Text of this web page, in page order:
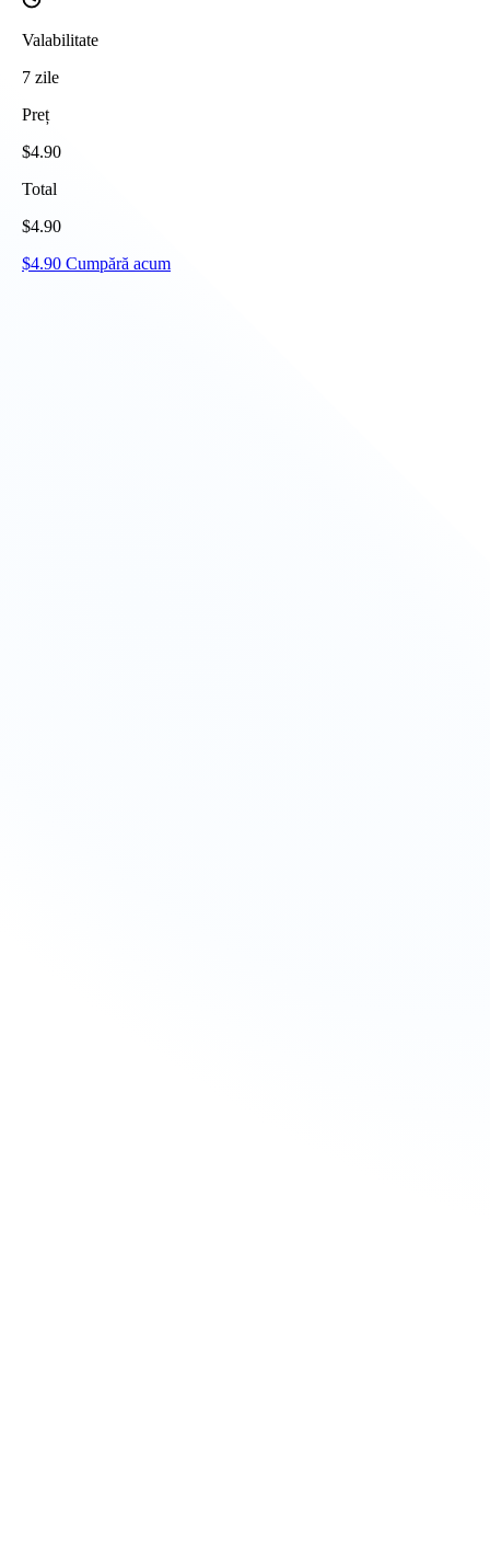
Valabilitate
7 zile
Preț
$4.90
Total
$4.90
$4.90 Cumpără acum